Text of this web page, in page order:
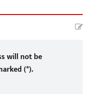
will not be
(*).